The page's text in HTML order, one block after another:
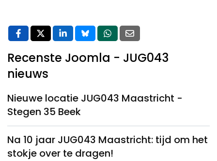
Recenste Joomla - JUG043
nieuws
Nieuwe locatie JUG043 Maastricht -
Stegen 35 Beek
Na 10 jaar JUG043 Maastricht: tijd om het
stokje over te dragen!